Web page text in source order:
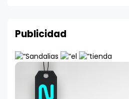
Publicidad